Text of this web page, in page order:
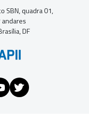
SBN, quadra 01,
andares
DF